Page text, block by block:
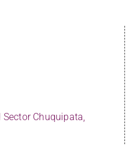
Chuquipata,